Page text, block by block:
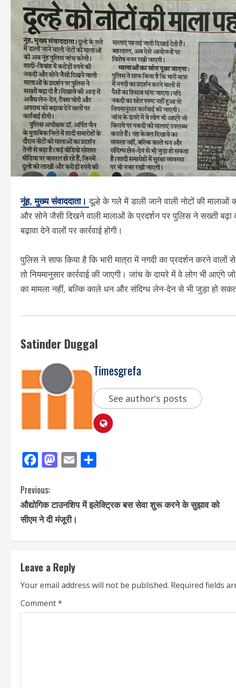
नूंह, मुख्य संवाददाता।दूल्हे के गले में डाली जाने वाली नोटों की
और सोने जैसी दिखने वाली मालाओं के प्रदर्शन पर पुलिस ने सख्ती
बढ़ावा देने वालों पर कार्रवाई होगी।
पुलिस ने साफ किया है कि भारी मात्रा में नगदी का प्रदर्शन करने वालों
तो नियमानुसार कार्रवाई की जाएगी। जांच के दायरे में वे लोग भी
का मामला नहीं, बल्कि काले धन और संदिग्ध लेन-देन से भी जुड़ा हो
Satinder Duggal
Timesgrefa
See author's posts
Facebook
Mastodon
Email
Previous:
औद्योगिक टाउनशिप में इलेक्ट्रिक बस सेवा शुरू करने के सुझाव को
सीएम ने दी मंजूरी।
Leave a Reply
Your email address will not be published. Required fields
Comment*